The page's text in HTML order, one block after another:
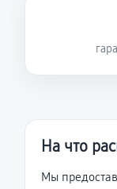
На что
Мы